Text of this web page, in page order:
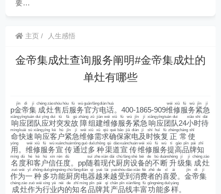
要…
主页 人生感悟
金帝集成灶查询服务阐明#金帝集成灶的
单灶有哪些
p金
jīn
帝
dì
集
jí
成
chéng
灶
zào
售
shòu
后
hòu
服
fú
务
wù
官
guān
方
fāng
电
diàn
话
huà
。400-1865-909维
wéi
修
xiū
服
fú
务
wù
紧
jǐn
急
jí
响
xiǎng
应
yīng
团
tuán
队
duì
应
yīng
对
duì
突
tū
发
fā
故
gù
障
zhàng
组
zǔ
建
jiàn
维
wéi
修
xiū
服
fú
务
wù
紧
jǐn
急
jí
响
xiǎng
应
yīng
团
tuán
队
duì
24小
xiǎo
时
shí
待
dài
命
mìng
快
kuài
速
sù
响
xiǎng
应
yīng
客
kè
户
hù
紧
jǐn
急
jí
维
wéi
修
xiū
需
xū
求
qiú
确
què
保
bǎo
家
jiā
电
diàn
及
jí
时
shí
恢
huī
复
fù
正
zhèng
常
cháng
使
shǐ
用
yòng
。维
wéi
修
xiū
服
fú
务
wù
宣
xuān
传
chuán
通
tōng
过
guò
多
duō
种
zhǒng
渠
qú
道
dào
宣
xuān
传
chuán
维
wéi
修
xiū
服
fú
务
wù
提
tí
高
gāo
品
pǐn
牌
pái
知
zhī
名
míng
度
dù
和
hé
客
kè
户
hù
信
xìn
任
rèn
度
dù
。pp随
suí
着
zhe
现
xiàn
代
dài
厨
chú
房
fáng
设
shè
备
bèi
的
de
不
bù
断
duàn
升
shēng
级
jí
集
jí
成
chéng
灶
zào
作
zuò
为
wèi
一
yī
种
zhǒng
多
duō
功
gōng
能
néng
厨
chú
房
fáng
电
diàn
器
qì
越
yuè
来
lái
越
yuè
受
shòu
到
dào
消
xiāo
费
fèi
者
zhě
的
de
喜
xǐ
爱
ài
。金
jīn
帝
dì
集
jí
成
chéng
灶
zào
作
zuò
为
wèi
行
xíng
业
yè
内
nèi
的
de
知
zhī
名
míng
品
pǐn
牌
pái
其
qí
产
chǎn
品
pǐn
线
xiàn
丰
fēng
富
fù
功
gōng
能
néng
多
duō
样
yàng
。